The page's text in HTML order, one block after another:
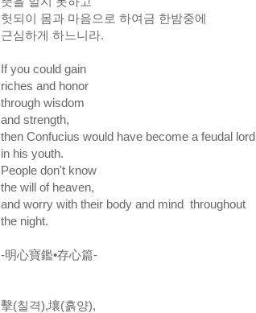
헛되이 몸과 마음으로 하여금 한밤중에
근심하게 하느니라.
If you could gain
riches and honor
through wisdom
and strength,
then Confucius would have become a feudal lord
in his youth.
People don't know
the will of heaven,
and worry with their body and mind throughout
the night.
-明心寶鑑•存心篇-
擊(칠격),壤(흙양),